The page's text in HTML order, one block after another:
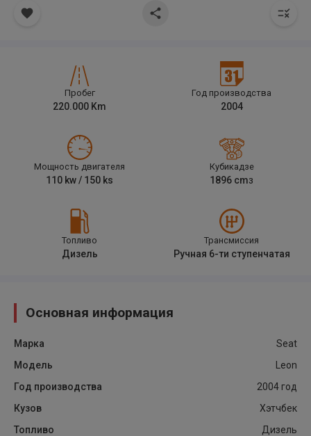
Пробег
220.000 Km
Год производства
2004
Мощность двигателя
110 kw / 150 ks
Кубикадзе
1896 cm3
Топливо
Дизель
Трансмиссия
Ручная 6-ти ступенчатая
Основная информация
Марка
Seat
Модель
Leon
Год производства
2004 год
Кузов
Хэтчбек
Топливо
Дизель